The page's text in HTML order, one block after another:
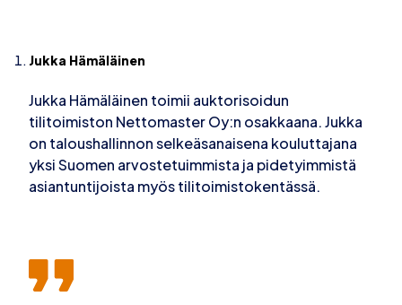
Jukka Hämäläinen
Jukka Hämäläinen toimii auktorisoidun
tilitoimiston Nettomaster Oy:n osakkaana. Jukka
on taloushallinnon selkeäsanaisena kouluttajana
yksi Suomen arvostetuimmista ja pidetyimmistä
asiantuntijoista myös tilitoimistokentässä.